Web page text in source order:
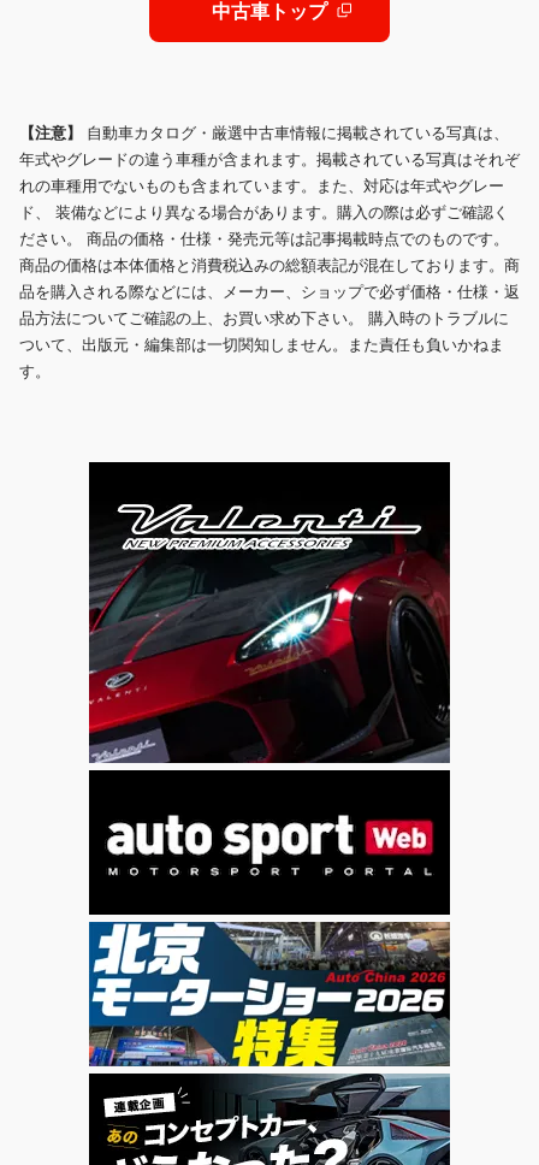
中古車トップ
【注意】 自動車カタログ・厳選中古車情報に掲載されている写真は、
年式やグレードの違う車種が含まれます。掲載されている写真はそれぞ
れの車種用でないものも含まれています。また、対応は年式やグレー
ド、 装備などにより異なる場合があります。購入の際は必ずご確認く
ださい。 商品の価格・仕様・発売元等は記事掲載時点でのものです。
商品の価格は本体価格と消費税込みの総額表記が混在しております。商
品を購入される際などには、メーカー、ショップで必ず価格・仕様・返
品方法についてご確認の上、お買い求め下さい。 購入時のトラブルに
ついて、出版元・編集部は一切関知しません。また責任も負いかねま
す。